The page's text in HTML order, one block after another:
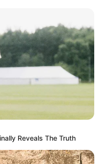
Tetap Aktif, 10 Jenis
untuk Anjing
Makanan untuk
Ternyata Anjing
Bisa Memakannya
Reveals The Truth